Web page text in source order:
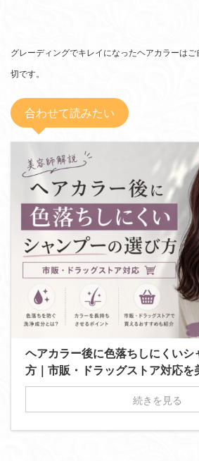
グレーディングでキレイになったヘアカラーは
切です。
合わせて読みたい
ヘアカラー後に色落ちしにくいシ
方｜市販・ドラッグストア対応を
続きを見る